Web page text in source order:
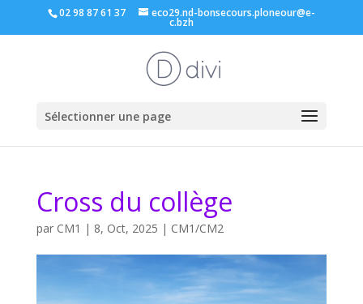
02 98 87 61 37 eco29.nd-bonsecours.ploneour@e-
c.bzh
Sélectionner une page
Cross du collège
par CM1 | 8, Oct, 2025 | CM1/CM2